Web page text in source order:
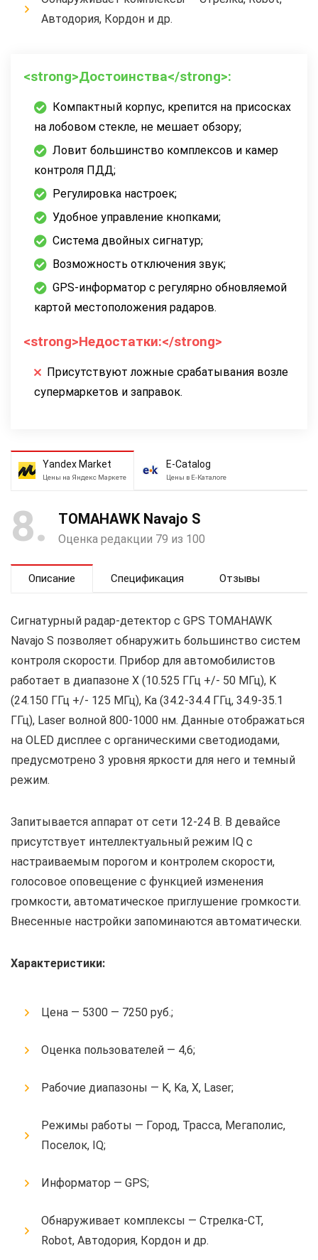
Автодория, Кордон и др.
<strong>Достоинства</strong>:
Компактный корпус, крепится на присосках
на лобовом стекле, не мешает обзору;
Ловит большинство комплексов и камер
контроля ПДД;
Регулировка настроек;
Удобное управление кнопками;
Система двойных сигнатур;
Возможность отключения звук;
GPS-информатор с регулярно обновляемой
картой местоположения радаров.
<strong>Недостатки:</strong>
Присутствуют ложные срабатывания возле
супермаркетов и заправок.
Yandex Market
Цены на Яндекс Маркете
E-Catalog
Цены в Е-Каталоге
8 TOMAHAWK Navajo S
Оценка редакции 79 из 100
Описание Спецификация Отзывы
Сигнатурный радар-детектор с GPS TOMAHAWK
Navajo S позволяет обнаружить большинство систем
контроля скорости. Прибор для автомобилистов
работает в диапазоне X (10.525 ГГц +/- 50 МГц), K
(24.150 ГГц +/- 125 МГц), Ka (34.2-34.4 ГГц, 34.9-35.1
ГГц), Laser волной 800-1000 нм. Данные отображаться
на OLED дисплее с органическими светодиодами,
предусмотрено 3 уровня яркости для него и темный
режим.
Запитывается аппарат от сети 12-24 В. В девайсе
присутствует интеллектуальный режим IQ с
настраиваемым порогом и контролем скорости,
голосовое оповещение с функцией изменения
громкости, автоматическое приглушение громкости.
Внесенные настройки запоминаются автоматически.
Характеристики:
Цена — 5300 — 7250 руб.;
Оценка пользователей — 4,6;
Рабочие диапазоны — K, Ka, X, Laser;
Режимы работы — Город, Трасса, Мегаполис,
Поселок, IQ;
Информатор — GPS;
Обнаруживает комплексы — Стрелка-СТ,
Robot, Автодория, Кордон и др.